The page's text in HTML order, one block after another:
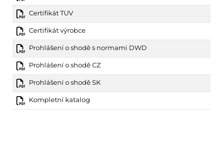
Certifikát TUV
Certifikát výrobce
Prohlášení o shodě s normami DWD
Prohlášení o shodě CZ
Prohlášení o shodě SK
Kompletní katalog